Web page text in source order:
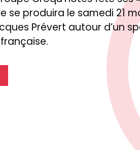
se produira le samedi 21
Prévert autour d’un